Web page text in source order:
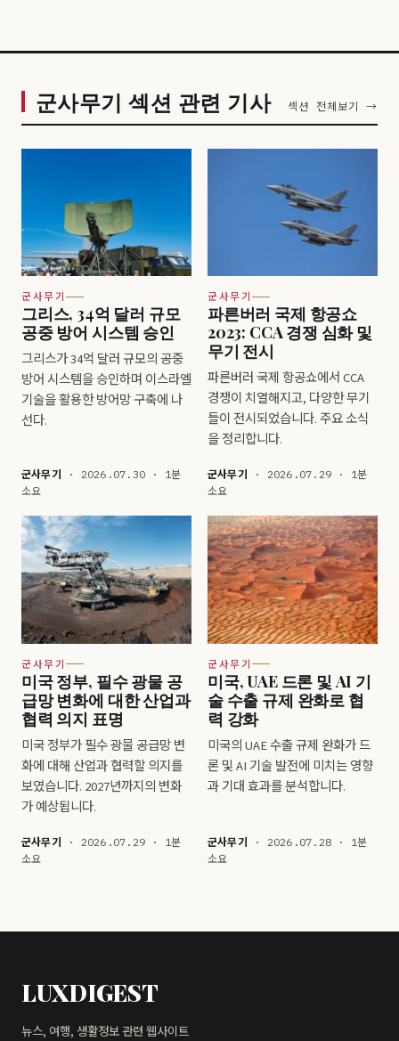
군사무기 섹션 관련 기사 섹션 전체보기 →
군사무기
그리스, 34억 달러 규모
공중 방어 시스템 승인
그리스가 34억 달러 규모의 공중
방어 시스템을 승인하며 이스라엘
기술을 활용한 방어망 구축에 나
선다.
군사무기
· 2026.07.30 · 1분
소요
군사무기
파른버러 국제 항공쇼
2023: CCA 경쟁 심화 및
무기 전시
파른버러 국제 항공쇼에서 CCA
경쟁이 치열해지고, 다양한 무기
들이 전시되었습니다. 주요 소식
을 정리합니다.
군사무기
· 2026.07.29 · 1분
소요
군사무기
미국 정부, 필수 광물 공
급망 변화에 대한 산업과
협력 의지 표명
미국 정부가 필수 광물 공급망 변
화에 대해 산업과 협력할 의지를
보였습니다. 2027년까지의 변화
가 예상됩니다.
군사무기 · 2026.07.29 · 1분
소요
군사무기
미국, UAE 드론 및 AI 기
술 수출 규제 완화로 협
력 강화
미국의 UAE 수출 규제 완화가 드
론 및 AI 기술 발전에 미치는 영향
과 기대 효과를 분석합니다.
군사무기 · 2026.07.28 · 1분
소요
LUXDIGEST
뉴스, 여행, 생활정보 관련 웹사이트